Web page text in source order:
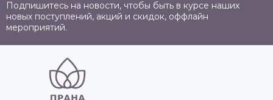
Подпишитесь на новости, чтобы быть в курсе наших
новых поступлений, акций и скидок, оффлайн
мероприятий.